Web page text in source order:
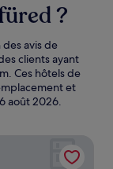
?
avis de
clients ayant
Ces hôtels de
et
6 août 2026.